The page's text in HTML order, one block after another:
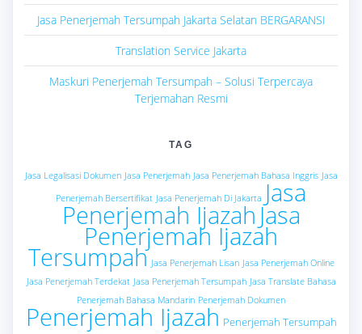
Jasa Penerjemah Tersumpah Jakarta Selatan BERGARANSI
Translation Service Jakarta
Maskuri Penerjemah Tersumpah – Solusi Terpercaya
Terjemahan Resmi
TAG
Jasa Legalisasi Dokumen Jasa Penerjemah Jasa Penerjemah Bahasa Inggris Jasa
Penerjemah Bersertifikat Jasa Penerjemah Di Jakarta Jasa
Penerjemah Ijazah Jasa
Penerjemah Ijazah
Tersumpah Jasa Penerjemah Lisan Jasa Penerjemah Online
Jasa Penerjemah Terdekat Jasa Penerjemah Tersumpah Jasa Translate Bahasa
Penerjemah Bahasa Mandarin Penerjemah Dokumen
Penerjemah Ijazah Penerjemah Tersumpah